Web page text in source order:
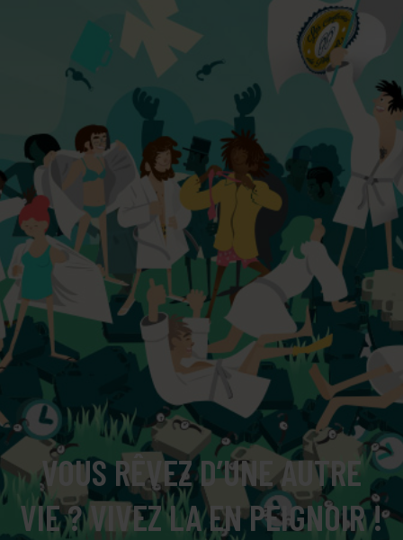
VOUS RÊVEZ D’UNE AUTRE
VIE ? VIVEZ LA EN PEIGNOIR !